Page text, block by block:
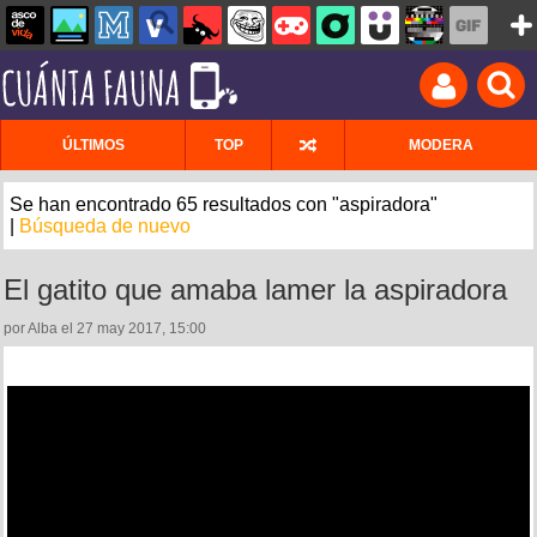
ÚLTIMOS TOP MODERA
Se han encontrado 65 resultados con "aspiradora"
Búsqueda de nuevo
El gatito que amaba lamer la aspiradora
por Alba el 27 may 2017, 15:00